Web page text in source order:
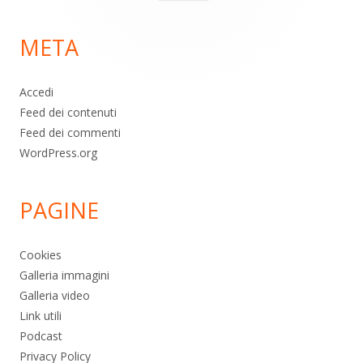
pagina
META
Accedi
Feed dei contenuti
Feed dei commenti
WordPress.org
PAGINE
Cookies
Galleria immagini
Galleria video
Link utili
Podcast
Privacy Policy